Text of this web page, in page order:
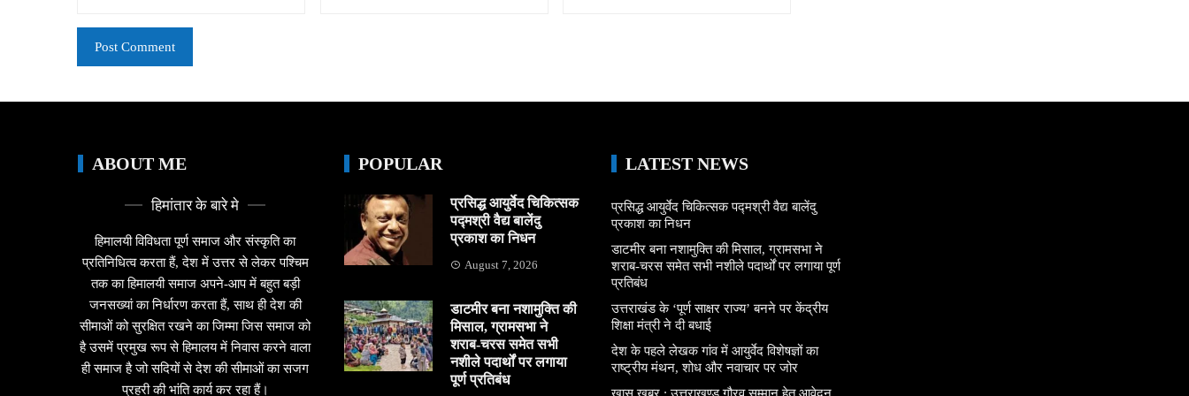
ABOUT ME
हिमांतार के बारे मे
हिमालयी विविधता पूर्ण समाज और संस्कृति का
प्रतिनिधित्व करता हैं, देश में उत्तर से लेकर पश्चिम
तक का हिमालयी समाज अपने-आप में बहुत बड़ी
जनसख्यां का निर्धारण करता हैं, साथ ही देश की
सीमाओं को सुरक्षित रखने का जिम्मा जिस समाज को
है उसमें प्रमुख रूप से हिमालय में निवास करने वाला
ही समाज है जो सदियों से देश की सीमाओं का सजग
प्रहरी की भांति कार्य कर रहा हैं।
POPULAR
प्रसिद्ध आयुर्वेद चिकित्सक
पद्मश्री वैद्य बालेंदु
प्रकाश का निधन
August 7, 2026
डाटमीर बना नशामुक्ति की
मिसाल, ग्रामसभा ने
शराब-चरस समेत सभी
नशीले पदार्थों पर लगाया
पूर्ण प्रतिबंध
LATEST NEWS
प्रसिद्ध आयुर्वेद चिकित्सक पद्मश्री वैद्य बालेंदु
प्रकाश का निधन
डाटमीर बना नशामुक्ति की मिसाल, ग्रामसभा ने
शराब-चरस समेत सभी नशीले पदार्थों पर लगाया पूर्ण
प्रतिबंध
उत्तराखंड के ‘पूर्ण साक्षर राज्य’ बनने पर केंद्रीय
शिक्षा मंत्री ने दी बधाई
देश के पहले लेखक गांव में आयुर्वेद विशेषज्ञों का
राष्ट्रीय मंथन, शोध और नवाचार पर जोर